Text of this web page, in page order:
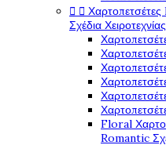
 
Σχέδια Χειροτεχνίας
Floral
Romantic